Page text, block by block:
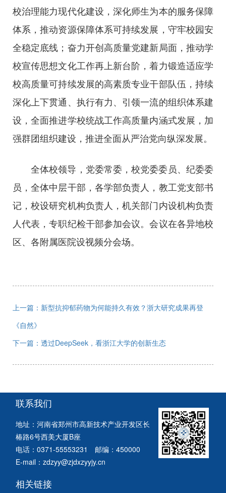
校治理能力现代化建设，深化师生为本的服务保障
体系，推动资源保障体系可持续发展，守牢校园安
全稳定底线；奋力开创高质量党建新局面，推动学
校宣传思想文化工作再上新台阶，着力锻造适应学
校高质量可持续发展的高素质专业干部队伍，持续
深化上下贯通、执行有力、引领一流的组织体系建
设，全面推进学校统战工作高质量内涵式发展，加
强群团组织建设，推进全面从严治党向纵深发展。
全体校领导，党委常委，校党委委员、纪委委
员，全体中层干部，各学部负责人，教工党支部书
记，校设研究机构负责人，机关部门内设机构负责
人代表，专职纪检干部参加会议。会议在各异地校
区、各附属医院设视频分会场。
上一篇：新型抗抑郁药物为何能持久有效？浙大研究成果再登
《自然》
下一篇：透过DeepSeek，看浙江大学的创新生态
相关链接
联系我们
地址：河南省郑州市高新技术产业开发区长
椿路6号西美大厦B座
电话：0371-55553231 邮编：450000
E-mail：zdzyy@zjdxzyyjy.cn